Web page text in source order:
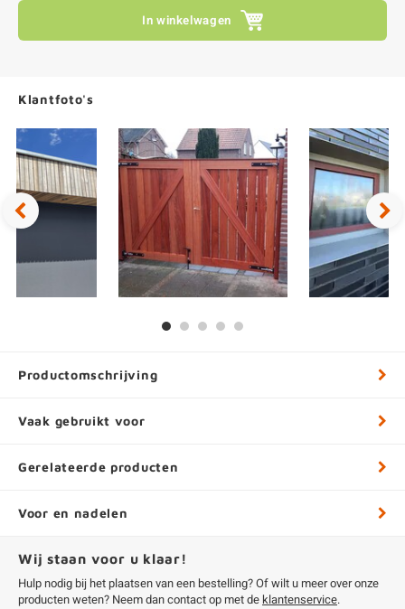
In winkelwagen
Klantfoto's
Productomschrijving
Vaak gebruikt voor
Gerelateerde producten
Voor en nadelen
Wij staan voor u klaar!
Hulp nodig bij het plaatsen van een bestelling? Of wilt u meer over onze
producten weten? Neem dan contact op met de klantenservice.